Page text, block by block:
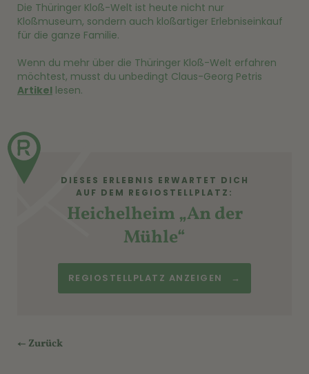
Die Thüringer Kloß-Welt ist heute nicht nur
Kloßmuseum, sondern auch kloßartiger Erlebniseinkauf
für die ganze Familie.
Wenn du mehr über die Thüringer Kloß-Welt erfahren
möchtest, musst du unbedingt Claus-Georg Petris
Artikel lesen.
DIESES ERLEBNIS ERWARTET DICH
AUF DEM REGIOSTELLPLATZ:
Heichelheim „An der
Mühle“
REGIOSTELLPLATZ ANZEIGEN →
← Zurück